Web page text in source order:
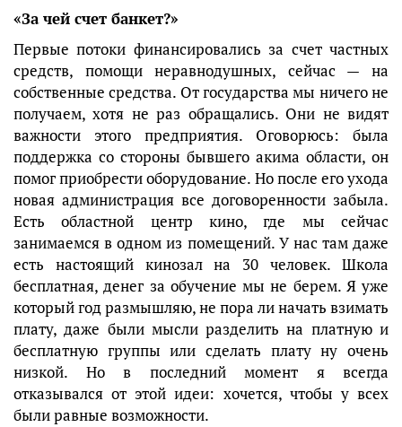
«За чей счет банкет?»
Первые потоки финансировались за счет частных
средств, помощи неравнодушных, сейчас — на
собственные средства. От государства мы ничего не
получаем, хотя не раз обращались. Они не видят
важности этого предприятия. Оговорюсь: была
поддержка со стороны бывшего акима области, он
помог приобрести оборудование. Но после его ухода
новая администрация все договоренности забыла.
Есть областной центр кино, где мы сейчас
занимаемся в одном из помещений. У нас там даже
есть настоящий кинозал на 30 человек. Школа
бесплатная, денег за обучение мы не берем. Я уже
который год размышляю, не пора ли начать взимать
плату, даже были мысли разделить на платную и
бесплатную группы или сделать плату ну очень
низкой. Но в последний момент я всегда
отказывался от этой идеи: хочется, чтобы у всех
были равные возможности.